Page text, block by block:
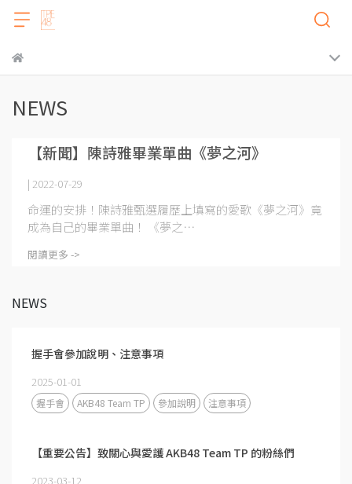
NEWS
【新聞】陳詩雅畢業單曲《夢之河》
| 2022-07-29
命運的安排！陳詩雅甄選履歷上填寫的愛歌《夢之河》竟
成為自己的畢業單曲！ 《夢之⋯
閱讀更多 ->
NEWS
握手會參加說明、注意事項
2025-01-01
握手會 AKB48 Team TP 參加說明 注意事項
【重要公告】致關心與愛護 AKB48 Team TP 的粉絲們
2023-03-12